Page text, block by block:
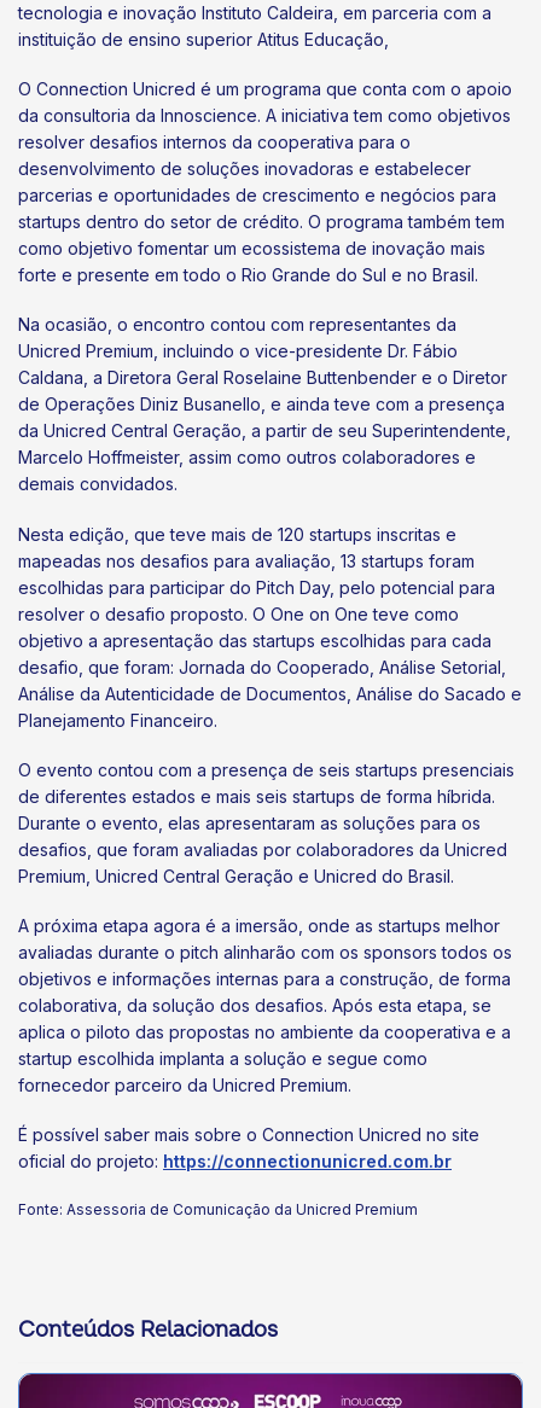
tecnologia e inovação Instituto Caldeira, em parceria com a
instituição de ensino superior Atitus Educação,
O Connection Unicred é um programa que conta com o apoio
da consultoria da Innoscience. A iniciativa tem como objetivos
resolver desafios internos da cooperativa para o
desenvolvimento de soluções inovadoras e estabelecer
parcerias e oportunidades de crescimento e negócios para
startups dentro do setor de crédito. O programa também tem
como objetivo fomentar um ecossistema de inovação mais
forte e presente em todo o Rio Grande do Sul e no Brasil.
Na ocasião, o encontro contou com representantes da
Unicred Premium, incluindo o vice-presidente Dr. Fábio
Caldana, a Diretora Geral Roselaine Buttenbender e o Diretor
de Operações Diniz Busanello, e ainda teve com a presença
da Unicred Central Geração, a partir de seu Superintendente,
Marcelo Hoffmeister, assim como outros colaboradores e
demais convidados.
Nesta edição, que teve mais de 120 startups inscritas e
mapeadas nos desafios para avaliação, 13 startups foram
escolhidas para participar do Pitch Day, pelo potencial para
resolver o desafio proposto. O One on One teve como
objetivo a apresentação das startups escolhidas para cada
desafio, que foram: Jornada do Cooperado, Análise Setorial,
Análise da Autenticidade de Documentos, Análise do Sacado e
Planejamento Financeiro.
O evento contou com a presença de seis startups presenciais
de diferentes estados e mais seis startups de forma híbrida.
Durante o evento, elas apresentaram as soluções para os
desafios, que foram avaliadas por colaboradores da Unicred
Premium, Unicred Central Geração e Unicred do Brasil.
A próxima etapa agora é a imersão, onde as startups melhor
avaliadas durante o pitch alinharão com os sponsors todos os
objetivos e informações internas para a construção, de forma
colaborativa, da solução dos desafios. Após esta etapa, se
aplica o piloto das propostas no ambiente da cooperativa e a
startup escolhida implanta a solução e segue como
fornecedor parceiro da Unicred Premium.
É possível saber mais sobre o Connection Unicred no site
oficial do projeto: https://connectionunicred.com.br
Fonte: Assessoria de Comunicação da Unicred Premium
Conteúdos Relacionados